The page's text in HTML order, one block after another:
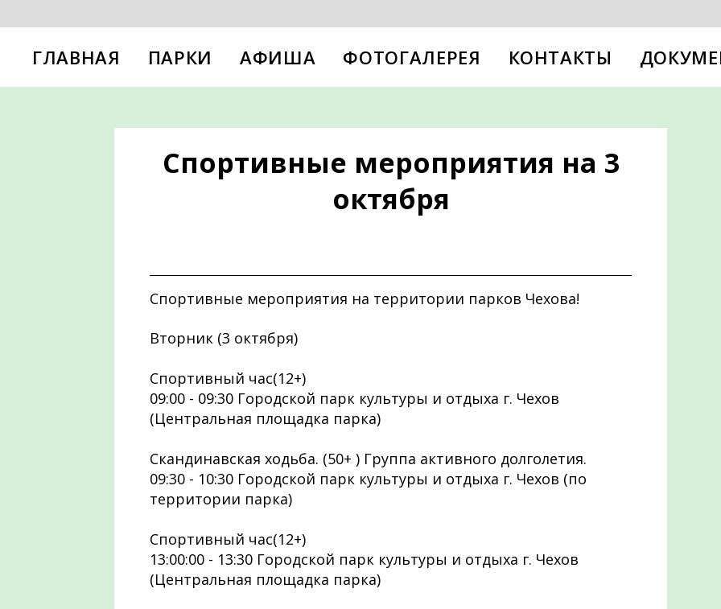
ГЛАВНАЯ ПАРКИ АФИША ФОТОГАЛЕРЕЯ КОНТАКТЫ
Спортивные мероприятия на 3
октября
Спортивные мероприятия на территории парков Чехова!
Вторник (3 октября)
Спортивный час(12+)
09:00 - 09:30 Городской парк культуры и отдыха г. Чехов
(Центральная площадка парка)
Скандинавская ходьба. (50+ ) Группа активного долголетия.
09:30 - 10:30 Городской парк культуры и отдыха г. Чехов (по
территории парка)
Спортивный час(12+)
13:00:00 - 13:30 Городской парк культуры и отдыха г. Чехов
(Центральная площадка парка)